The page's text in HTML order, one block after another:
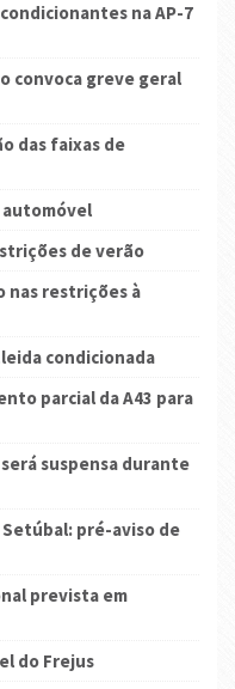
na AP-7
convoca greve geral
das faixas de
de verão
nas restrições à
condicionada
parcial da A43 para
suspensa durante
pré-aviso de
prevista em
do Frejus